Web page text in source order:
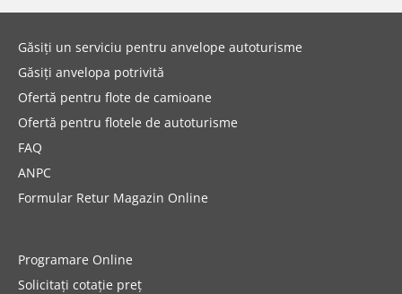
Găsiți un serviciu pentru anvelope autoturisme
Găsiți anvelopa potrivită
Ofertă pentru flote de camioane
Ofertă pentru flotele de autoturisme
FAQ
ANPC
Formular Retur Magazin Online
Programare Online
Solicitați cotație preț